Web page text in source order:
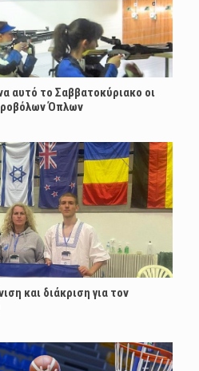
αυτό το Σαββατοκύριακο οι
Όπλων
και διάκριση για τον